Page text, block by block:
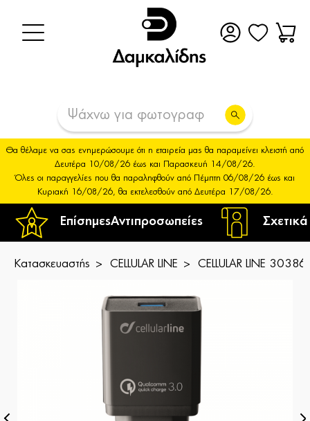
ΕπίσημεςΑντιπροσωπείες
Θα θέλαμε να σας ενημερώσουμε ότι η εταιρεία μας θα παραμείνει κλειστή από
Δευτέρα 10/08/26 έως και Παρασκευή 14/08/26.
Όλες οι παραγγελίες που θα παραληφθούν από Πέμπτη 06/08/26 έως και
Κυριακή 16/08/26, θα εκτελεσθούν από Δευτέρα 17/08/26.
Κατασκευαστής CELLULAR LINE CELLULAR LINE